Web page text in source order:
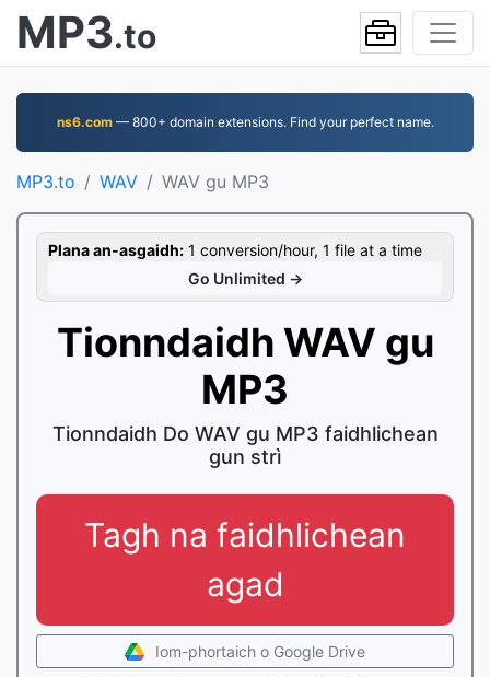
MP3.to
ns6.com— 800+ domain extensions. Find your perfect name.
MP3.to WAV WAV gu MP3
Plana an-asgaidh: 1 conversion/hour, 1 file at a time
Go Unlimited →
Tionndaidh WAV gu
MP3
Tionndaidh Do WAV gu MP3 faidhlichean
gun strì
Tagh na faidhlichean
agad
Iom-phortaich o Google Drive